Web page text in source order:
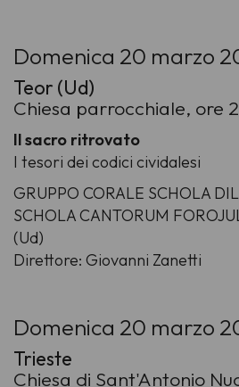
Domenica 20 marzo
Teor (Ud)
Chiesa parrocchiale, ore
Il sacro ritrovato
I tesori dei codici cividalesi
GRUPPO CORALE SCHOLA
SCHOLA CANTORUM
(Ud)
Direttore: Giovanni Zanetti
Domenica 20 marzo
Trieste
Chiesa di Sant'Antonio